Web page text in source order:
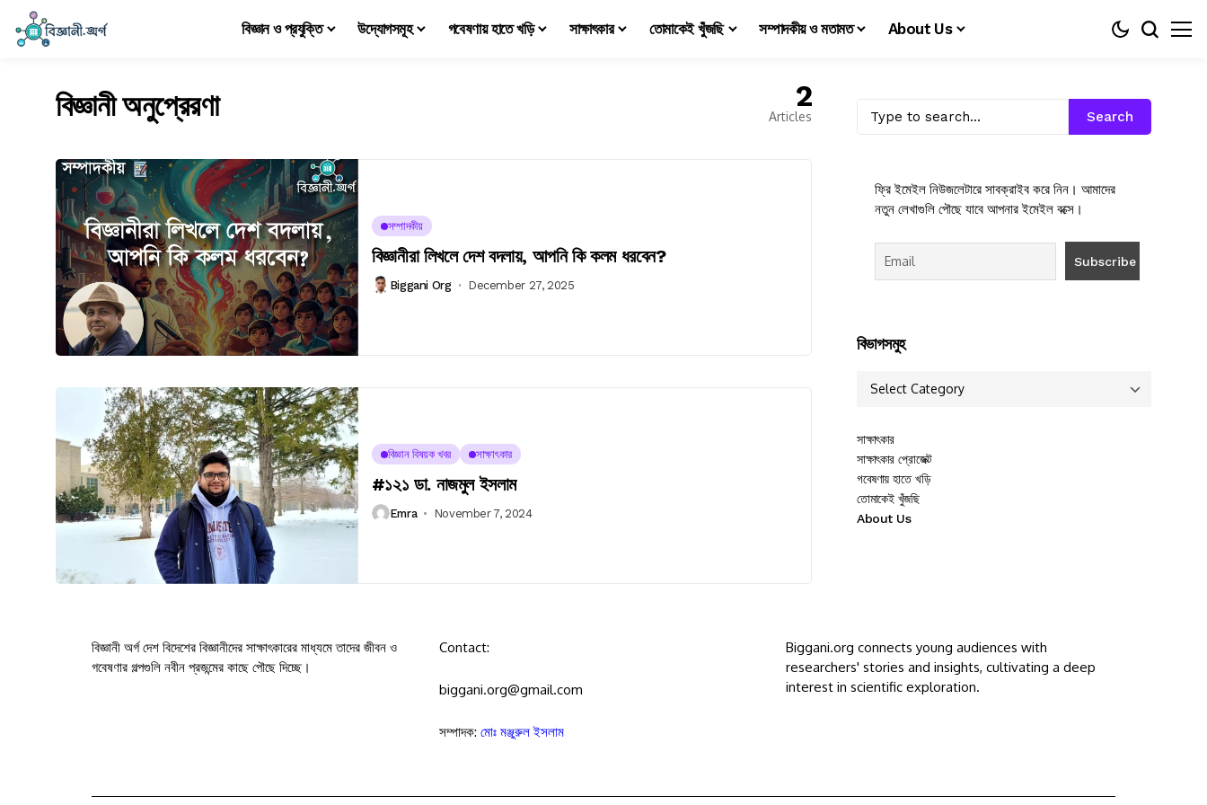
বিজ্ঞান ও প্রযুক্তি উদ্যোগসমূহ গবেষণায় হাতে খড়ি সাক্ষাৎকার তোমাকেই খুঁজছি সম্পাদকীয় ও মতামত About Us
বিজ্ঞানী অনুপ্রেরণা 2
Articles
সম্পাদকীয়
বিজ্ঞানীরা লিখলে দেশ বদলায়, আপনি কি কলম ধরবেন?
Biggani Org December 27, 2025
বিজ্ঞান বিষয়ক খবর সাক্ষাৎকার
#১২১ ডা. নাজমুল ইসলাম
Emra November 7, 2024
Search
ফ্রি ইমেইল নিউজলেটারে সাবক্রাইব করে নিন। আমাদের
নতুন লেখাগুলি পৌছে যাবে আপনার ইমেইল বক্সে।
বিভাগসমুহ
সাক্ষাৎকার
সাক্ষাৎকার প্রোজেক্ট
গবেষণায় হাতে খড়ি
তোমাকেই খুঁজছি
About Us
বিজ্ঞানী অর্গ দেশ বিদেশের বিজ্ঞানীদের সাক্ষাৎকারের মাধ্যমে তাদের জীবন ও
গবেষণার গল্পগুলি নবীন প্রজন্মের কাছে পৌছে দিচ্ছে।
Contact:
biggani.org@gmail.com
সম্পাদক: মোঃ মঞ্জুরুল ইসলাম
Biggani.org connects young audiences with
researchers' stories and insights, cultivating a deep
interest in scientific exploration.